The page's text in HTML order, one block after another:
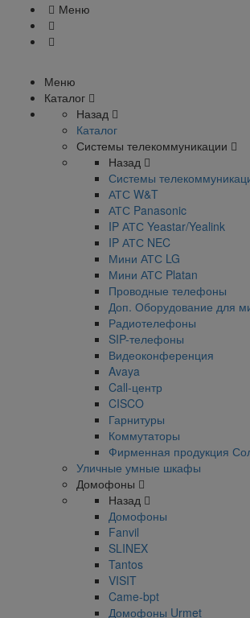
Меню
Меню
Каталог
Назад
Каталог
Системы телекоммуникации
Назад
Системы
АТС W&T
АТС Panasonic
IP АТС Yeastar/Yealink
IP АТС NEC
Мини АТС LG
Мини АТС Platan
Проводные телефоны
Доп. Оборудование для
Радиотелефоны
SIP-телефоны
Видеоконференция
Avaya
Call-центр
CISCO
Гарнитуры
Коммутаторы
Фирменная продукция
Уличные умные шкафы
Домофоны
Назад
Домофоны
Fanvil
SLINEX
Tantos
VISIT
Came-bpt
Домофоны Urmet